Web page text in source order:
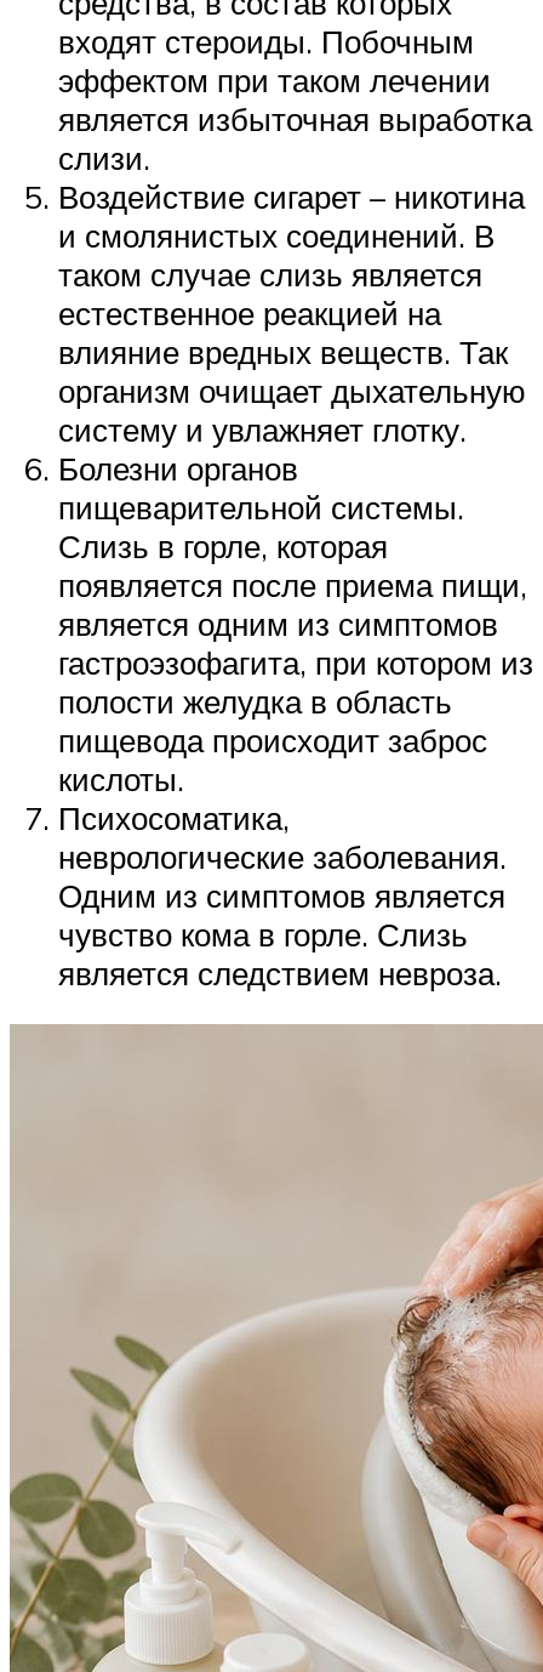
входят стероиды. Побочным
эффектом при таком лечении
является избыточная выработка
слизи.
Воздействие сигарет – никотина
и смолянистых соединений. В
таком случае слизь является
естественное реакцией на
влияние вредных веществ. Так
организм очищает дыхательную
систему и увлажняет глотку.
Болезни органов
пищеварительной системы.
Слизь в горле, которая
появляется после приема пищи,
является одним из симптомов
гастроэзофагита, при котором из
полости желудка в область
пищевода происходит заброс
кислоты.
Психосоматика,
неврологические заболевания.
Одним из симптомов является
чувство кома в горле. Слизь
является следствием невроза.